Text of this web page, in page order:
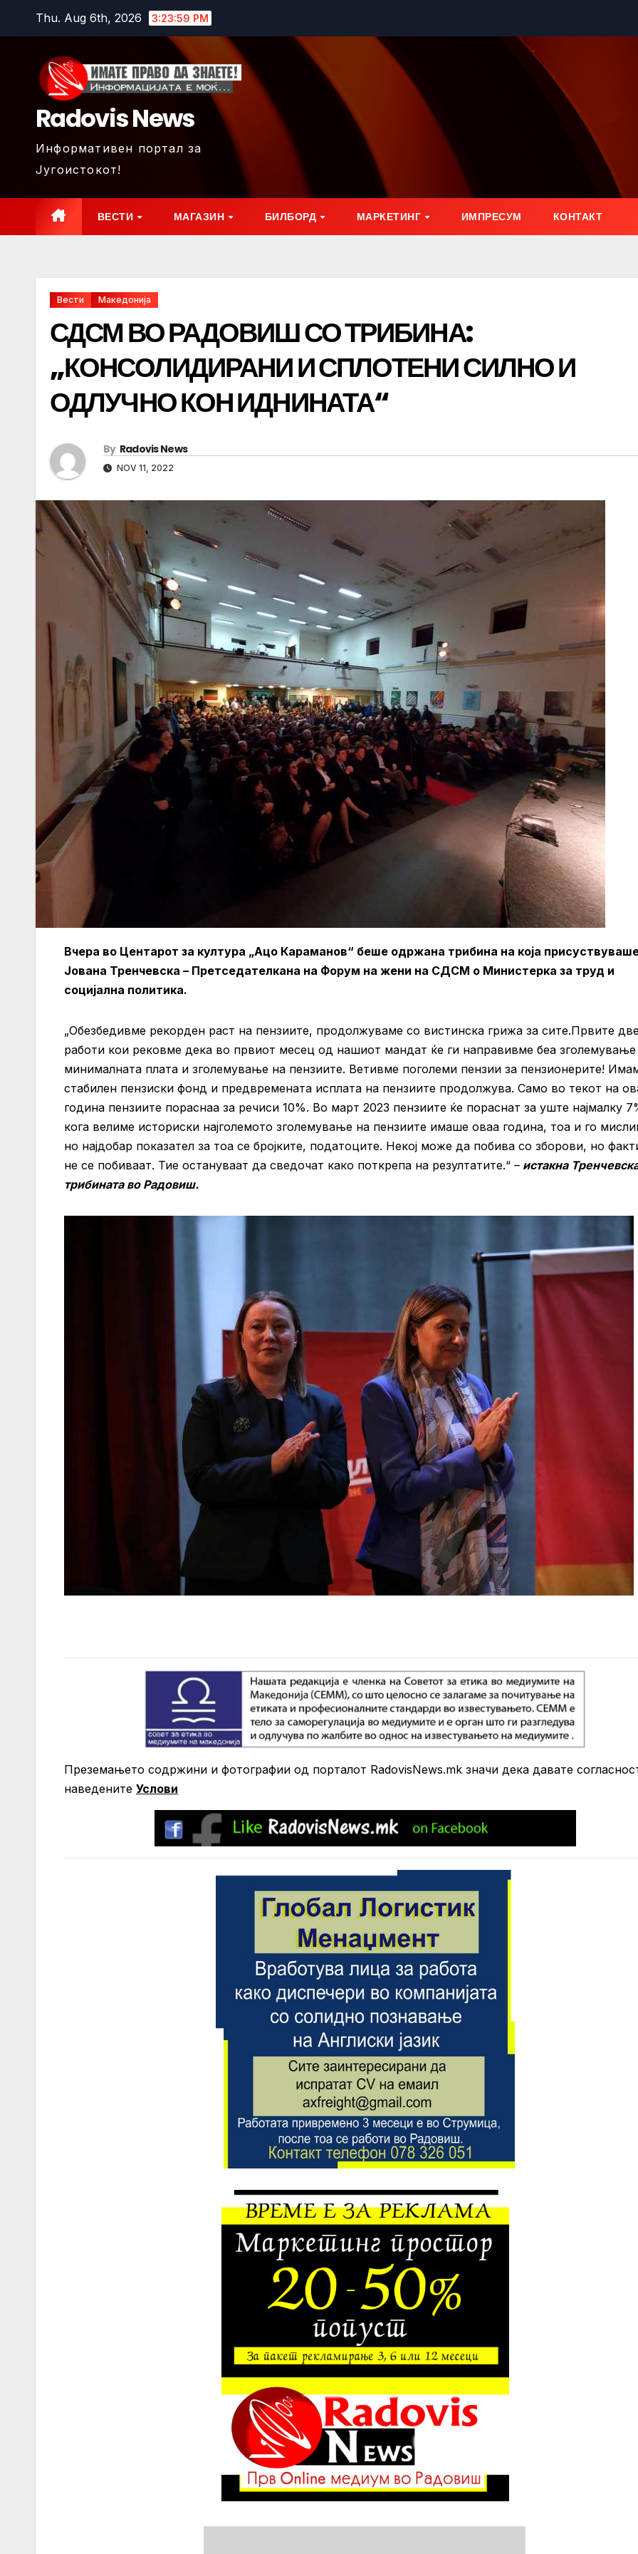
Thu. Aug 6th, 2026 3:24:01 PM
Radovis News
Информативен портал за
Југоистокот!
ВЕСТИ МАГАЗИН БИЛБОРД МАРКЕТИНГ ИМПРЕСУМ КОНТАКТ
Вести Македонија
СДСМ ВО РАДОВИШ СО ТРИБИНА:
„КОНСОЛИДИРАНИ И СПЛОТЕНИ СИЛНО И
ОДЛУЧНО КОН ИДНИНАТА“
By Radovis News
NOV 11, 2022
Вчера во Центарот за култура „Ацо Караманов“ беше одржана трибина на која
Јована Тренчевска – Претседателкана на Форум на жени на СДСМ о Министерка за труд и
социјална политика.
„Обезбедивме рекорден раст на пензиите, продолжуваме со вистинска грижа за сите.Првите
работи кои рековме дека во првиот месец од нашиот мандат ќе ги направивме беа
минималната плата и зголемување на пензиите. Ветивме поголеми пензии за пензионерите!
стабилен пензиски фонд и предвремената исплата на пензиите продолжува. Само во текот на
година пензиите пораснаа за речиси 10%. Во март 2023 пензиите ќе пораснат за уште најмалку
кога велиме историски најголемото зголемување на пензиите имаше оваа година, тоа и го
но најдобар показател за тоа се бројките, податоците. Некој може да побива со зборови, но
не се побиваат. Тие остануваат да сведочат како поткрепа на резултатите.“ – истакна
трибината во Радовиш.
Преземањето содржини и фотографии од порталот RadovisNews.mk значи дека давате
нaведените Услови